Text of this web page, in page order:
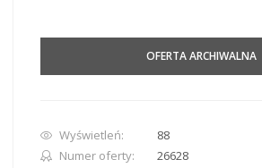
OFERTA ARCHIWALNA
Wyświetleń:
88
Numer oferty:
26628